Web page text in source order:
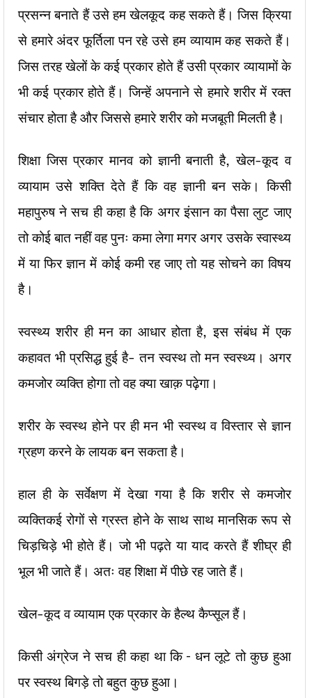
प्रसन्न बनाते हैं उसे हम खेलकूद कह सकते हैं। जिस क्रिया
से हमारे अंदर फूर्तिला पन रहे उसे हम व्यायाम कह सकते हैं।
जिस तरह खेलों के कई प्रकार होते हैं उसी प्रकार व्यायामों के
भी कई प्रकार होते हैं। जिन्हें अपनाने से हमारे शरीर में रक्त
संचार होता है और जिससे हमारे शरीर को मजबूती मिलती है।
शिक्षा जिस प्रकार मानव को ज्ञानी बनाती है, खेल-कूद व
व्यायाम उसे शक्ति देते हैं कि वह ज्ञानी बन सके। किसी
महापुरुष ने सच ही कहा है कि अगर इंसान का पैसा लुट जाए
तो कोई बात नहीं वह पुनः कमा लेगा मगर अगर उसके स्वास्थ्य
में या फिर ज्ञान में कोई कमी रह जाए तो यह सोचने का विषय
है।
स्वस्थ्य शरीर ही मन का आधार होता है, इस संबंध में एक
कहावत भी प्रसिद्ध हुई है- तन स्वस्थ तो मन स्वस्थ्य। अगर
कमजोर व्यक्ति होगा तो वह क्या खाक़ पढ़ेगा।
शरीर के स्वस्थ होने पर ही मन भी स्वस्थ व विस्तार से ज्ञान
ग्रहण करने के लायक बन सकता है।
हाल ही के सर्वेक्षण में देखा गया है कि शरीर से कमजोर
व्यक्तिकई रोगों से ग्रस्त होने के साथ साथ मानसिक रूप से
चिड़चिड़े भी होते हैं। जो भी पढ़ते या याद करते हैं शीघ्र ही
भूल भी जाते हैं। अतः वह शिक्षा में पीछे रह जाते हैं।
खेल-कूद व व्यायाम एक प्रकार के हैल्थ कैप्सूल हैं।
किसी अंग्रेज ने सच ही कहा था कि – धन लूटे तो कुछ हुआ
पर स्वस्थ बिगड़े तो बहुत कुछ हुआ।